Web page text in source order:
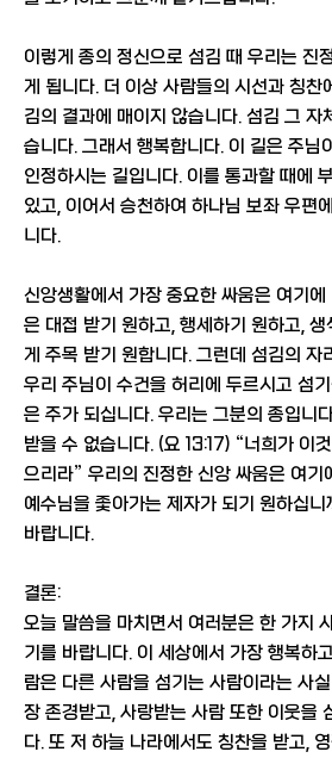
이렇게 종의 정신으로 섬김 때 우리는 진
게 됩니다. 더 이상 사람들의 시선과 칭찬
김의 결과에 매이지 않습니다. 섬김 그 자
습니다. 그래서 행복합니다. 이 길은 주님
인정하시는 길입니다. 이를 통과할 때에
있고, 이어서 승천하여 하나님 보좌 우편
니다.
신앙생활에서 가장 중요한 싸움은 여기
은 대접 받기 원하고, 행세하기 원하고, 생
게 주목 받기 원합니다. 그런데 섬김의 자
우리 주님이 수건을 허리에 두르시고 섬
은 주가 되십니다. 우리는 그분의 종입니
받을 수 없습니다. (요 13:17) “너희가 이
으리라” 우리의 진정한 신앙 싸움은 여기
예수님을 좇아가는 제자가 되기 원하십니
바랍니다.
결론:
오늘 말씀을 마치면서 여러분은 한 가지
기를 바랍니다. 이 세상에서 가장 행복하
람은 다른 사람을 섬기는 사람이라는 사
장 존경받고, 사랑받는 사람 또한 이웃을
다. 또 저 하늘 나라에서도 칭찬을 받고,